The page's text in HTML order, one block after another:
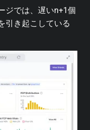
ジでは、遅いn+1個
引き起こしている